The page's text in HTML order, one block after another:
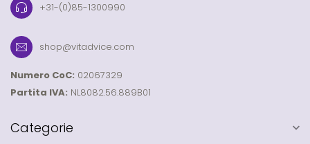
+31-(0)85-1300990
shop@vitadvice.com
Numero CoC: 02067329
Partita IVA: NL8082.56.889B01
Categorie